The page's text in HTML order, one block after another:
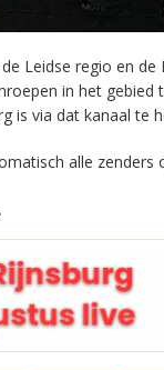
Leidse regio en
in het gebied
is via dat kanaal te
alle zenders